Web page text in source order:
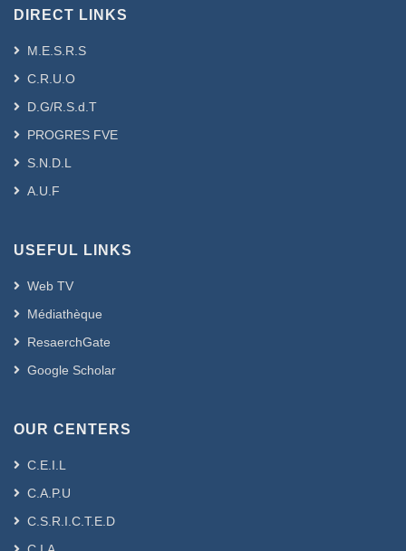
DIRECT LINKS
M.E.S.R.S
C.R.U.O
D.G/R.S.d.T
PROGRES FVE
S.N.D.L
A.U.F
USEFUL LINKS
Web TV
Médiathèque
ResaerchGate
Google Scholar
OUR CENTERS
C.E.I.L
C.A.P.U
C.S.R.I.C.T.E.D